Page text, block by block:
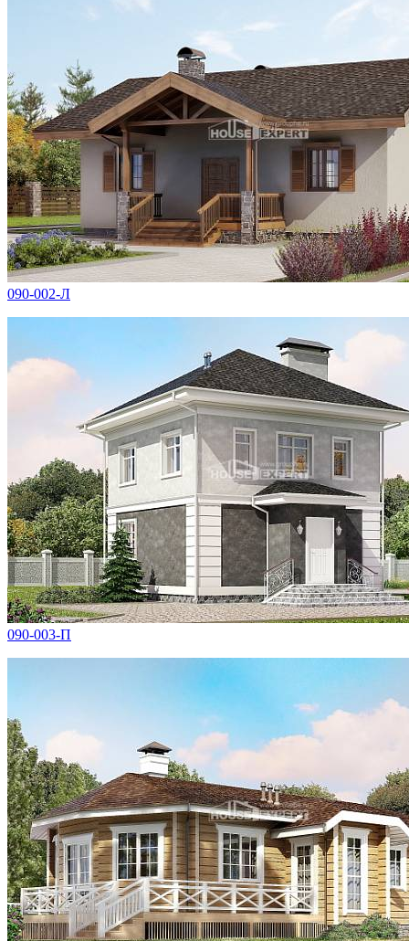
090-002-Л
090-003-П